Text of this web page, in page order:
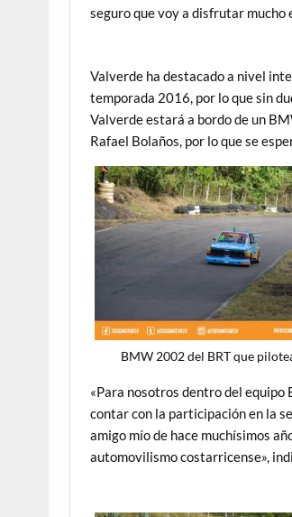
seguro que voy a disfrutar mucho
Valverde ha destacado a nivel
temporada 2016, por lo que sin
Valverde estará a bordo de un
Rafael Bolaños, por lo que se
BMW 2002 del BRT que
«Para nosotros dentro del equipo
contar con la participación en la
amigo mío de hace muchísimos
automovilismo costarricense»,